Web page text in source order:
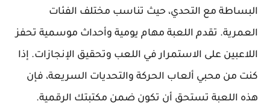
البساطة مع التحدي، حيث تناسب مختلف الفئات
العمرية. تقدم اللعبة مهام يومية وأحداث موسمية تحفز
اللاعبين على الاستمرار في اللعب وتحقيق الإنجازات. إذا
كنت من محبي ألعاب الحركة والتحديات السريعة، فإن
هذه اللعبة تستحق أن تكون ضمن مكتبتك الرقمية.